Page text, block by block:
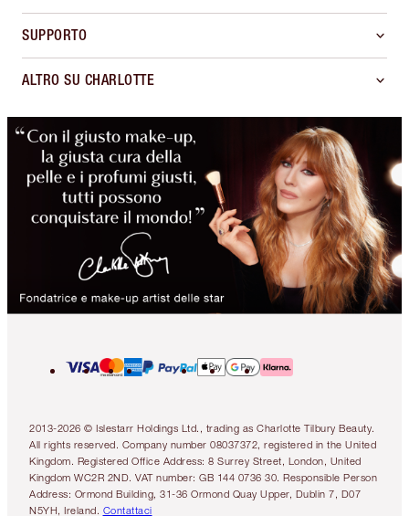
SUPPORTO
ALTRO SU CHARLOTTE
2013-2026 © Islestarr Holdings Ltd., trading as Charlotte Tilbury Beauty.
All rights reserved. Company number 08037372, registered in the United
Kingdom. Registered Office Address: 8 Surrey Street, London, United
Kingdom WC2R 2ND. VAT number: GB 144 0736 30. Responsible Person
Address: Ormond Building, 31-36 Ormond Quay Upper, Dublin 7, D07
N5YH, Ireland. Contattaci